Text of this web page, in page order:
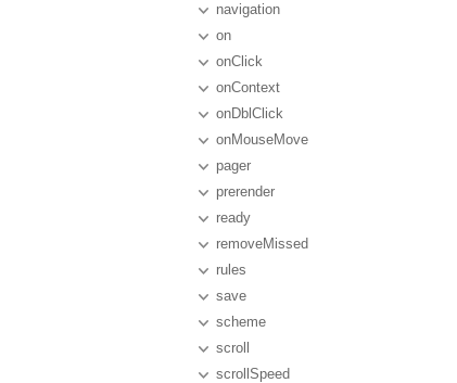
navigation
on
onClick
onContext
onDblClick
onMouseMove
pager
prerender
ready
removeMissed
rules
save
scheme
scroll
scrollSpeed